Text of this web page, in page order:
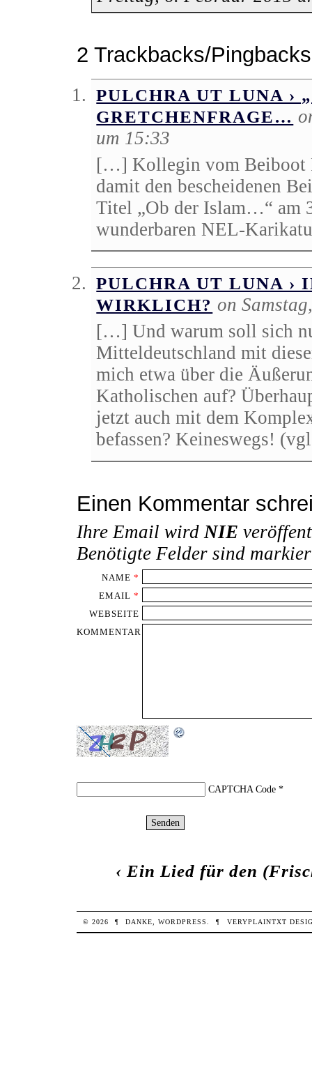
2 Trackbacks/Pingbacks
PULCHRA UT LUNA ›
GRETCHENFRAGE…
um 15:33
[…] Kollegin vom Beiboot
damit den bescheidenen
Titel „Ob der Islam…“ am
wunderbaren NEL-
PULCHRA UT LUNA ›
WIRKLICH? on
[…] Und warum soll sich
Mitteldeutschland mit
mich etwa über die
Katholischen auf?
jetzt auch mit dem
befassen? Keineswegs!
Einen Kommentar
Ihre Email wird NIE
Benötigte Felder sind
NAME *
EMAIL *
WEBSEITE
KOMMENTAR
CAPTCHA Code*
‹ Ein Lied für den
© 2026 ¶ DANKE,WORDPRESS ¶ VERYPLAINTXT